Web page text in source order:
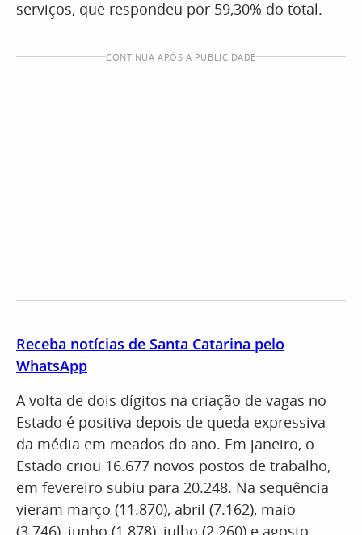
serviços, que respondeu por 59,30% do total.
CONTINUA APÓS A PUBLICIDADE
Receba notícias de Santa Catarina pelo
WhatsApp
A volta de dois dígitos na criação de vagas no
Estado é positiva depois de queda expressiva
da média em meados do ano. Em janeiro, o
Estado criou 16.677 novos postos de trabalho,
em fevereiro subiu para 20.248. Na sequência
vieram março (11.870), abril (7.162), maio
(3.746), junho (1.878), julho (2.260) e agosto